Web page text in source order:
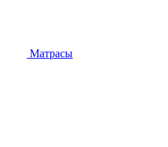
Матрасы